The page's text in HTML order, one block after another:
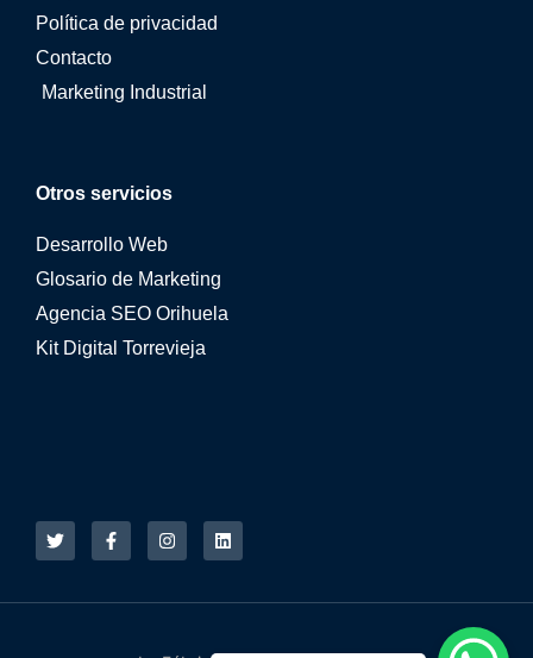
Otros servicios
Desarrollo Web
Glosario de Marketing
Agencia SEO Orihuela
Kit Digital Torrevieja
Política de privacidad
Contacto
Marketing Industrial